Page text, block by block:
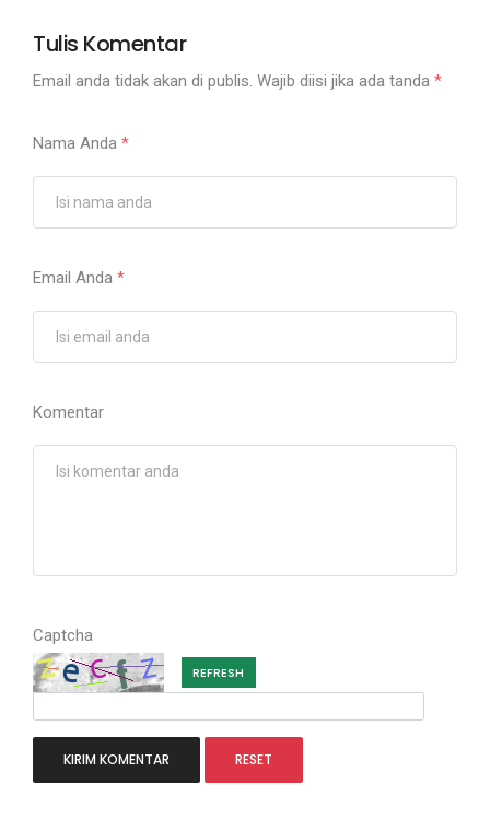
Tulis Komentar
Email anda tidak akan di publis. Wajib diisi jika ada tanda *
Nama Anda *
Email Anda *
Komentar
Captcha
REFRESH